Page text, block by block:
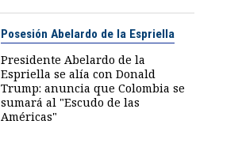
Posesión Abelardo de la Espriella
Presidente Abelardo de la
Espriella se alía con Donald
Trump: anuncia que Colombia se
sumará al "Escudo de las
Américas"